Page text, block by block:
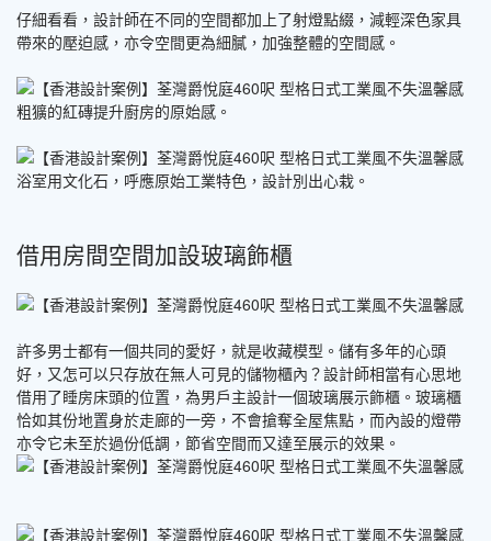
仔細看看，設計師在不同的空間都加上了射燈點綴，減輕深色家具
帶來的壓迫感，亦令空間更為細膩，加強整體的空間感。
粗獷的紅磚提升廚房的原始感。
浴室用文化石，呼應原始工業特色，設計別出心栽。
借用房間空間加設玻璃飾櫃
許多男士都有一個共同的愛好，就是收藏模型。儲有多年的心頭
好，又怎可以只存放在無人可見的儲物櫃內？設計師相當有心思地
借用了睡房床頭的位置，為男戶主設計一個玻璃展示飾櫃。玻璃櫃
恰如其份地置身於走廊的一旁，不會搶奪全屋焦點，而內設的燈帶
亦令它未至於過份低調，節省空間而又達至展示的效果。